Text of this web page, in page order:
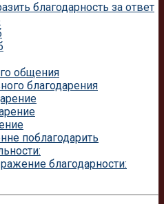
благодарность за ответ
общения
благодарения
поблагодарить
благодарности: